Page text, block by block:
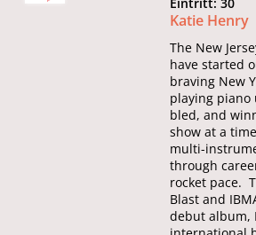
Eintritt: 30
Katie Henry
The New
have started
braving New
playing
bled, and
show at a
multi-
through
rocket pace.
Blast and
debut album,